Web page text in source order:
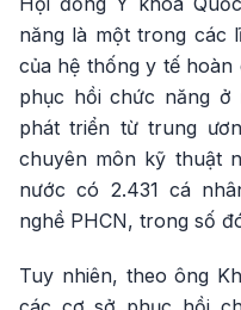
năng là một trong các
của hệ thống y tế
phục hồi chức năng
phát triển từ trung
chuyên môn kỹ thuật
nước có 2.431 cá
nghề PHCN, trong số
Tuy nhiên, theo ông